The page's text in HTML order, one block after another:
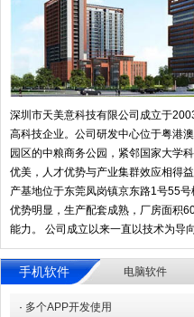
深圳市天美意科技有限公司成立于
高科技企业。公司研发中心位于粤港
园区的中粮商务公园，紧邻国家大学
优美，人才优势与产业集群效应相得
产基地位于东莞凤岗镇京东路1号55
优势明显，生产配套成熟，厂房面积
能力。 公司成立以来一直以技术为导
手机软件 电脑软件
· 多个APP开发使用